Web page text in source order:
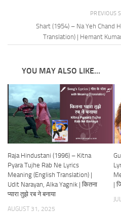
PREVIOUS
Shart (1954) – Na Yeh Chand
Translation) | Hemant
YOU MAY ALSO LIKE...
Raja Hindustani (1996) – Kitna
Pyara Tujhe Rab Ne Lyrics
Meaning (English Translation) |
Udit Narayan, Alka Yagnik | कितना
प्यारा तुझे रब ने बनाया
AUGUST 31, 2025
|